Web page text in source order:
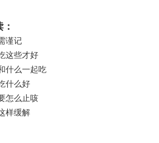
谨记
这些才好
什么一起吃
什么好
怎么止咳
样缓解